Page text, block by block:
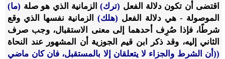
اقتضى أن تكون دلالة الفعل (ترك)الزمانية الذي هو صلة (ما)
الموصولة - هي دلالة الفعل (هلك)الزمانية نفسها الذي وقع
شرطًا، فإذا صُرِف أحدهما إلى معنى الاستقبال، وجب صرف
الثاني إليه، وقد ذكر ابن قيم الجوزية أن المشهور عند النحاة
((أن الشرط والجزاء لا يتعلقان إلا بالمستقبل، فان كان ماضي